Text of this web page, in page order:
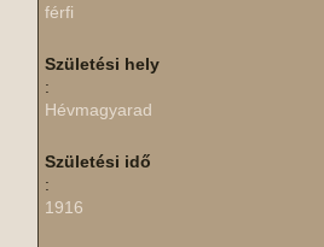
férfi
Születési hely
:
Hévmagyarad
Születési idő
:
1916